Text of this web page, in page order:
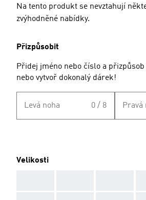
Na tento produkt se nevztahují
zvýhodněné nabídky.
Přizpůsobit
Přidej jméno nebo číslo a
nebo vytvoř dokonalý dárek!
Levá noha 0 / 8 Pravá
Velikosti